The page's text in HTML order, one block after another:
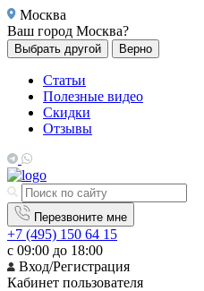
Москва
Ваш город Москва?
Выбрать другой Верно
Статьи
Полезные видео
Скидки
Отзывы
Перезвоните мне
+7 (495) 150 64 15
с 09:00 до 18:00
Вход/Регистрация
Кабинет пользователя